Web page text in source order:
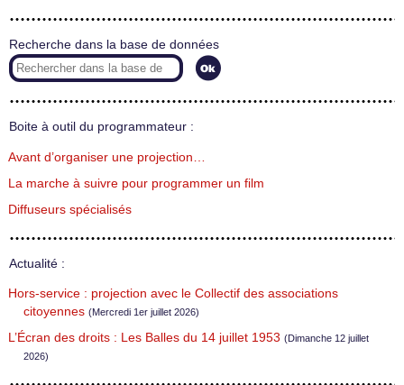
Recherche dans la base de données
Boite à outil du programmateur :
Avant d’organiser une projection…
La marche à suivre pour programmer un film
Diffuseurs spécialisés
Actualité :
Hors-service : projection avec le Collectif des associations
citoyennes (Mercredi 1er juillet 2026)
L’Écran des droits : Les Balles du 14 juillet 1953 (Dimanche 12 juillet
2026)